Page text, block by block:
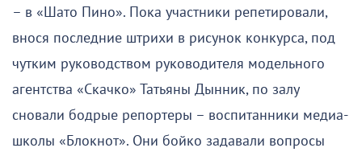
– в «Шато Пино». Пока участники репетировали,
внося последние штрихи в рисунок конкурса, под
чутким руководством руководителя модельного
агентства «Скачко» Татьяны Дынник, по залу
сновали бодрые репортеры – воспитанники медиа-
школы «Блокнот». Они бойко задавали вопросы